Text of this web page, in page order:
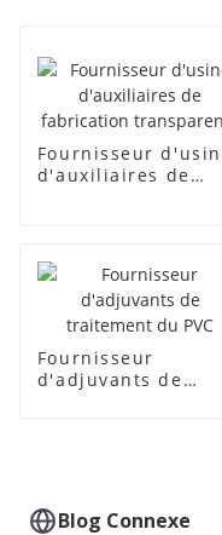
Fournisseur
d'auxiliaires de
Fournisseur
d'adjuvants de
Blog Connexe